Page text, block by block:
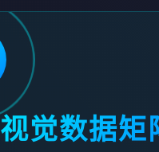
视觉数据矩